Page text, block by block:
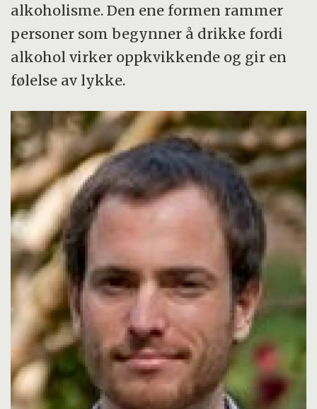
alkoholisme. Den ene formen rammer
personer som begynner å drikke fordi
alkohol virker oppkvikkende og gir en
følelse av lykke.